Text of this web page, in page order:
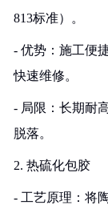
813标准）。
- 优势：施工便
快速维修。
- 局限：长期耐
脱落。
2. 热硫化包胶
- 工艺原理：将